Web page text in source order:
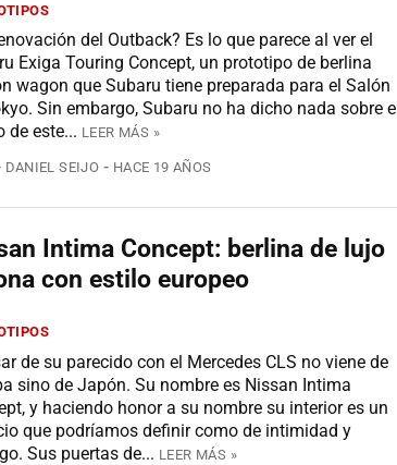
del Outback? Es lo que parece al ver el
Exiga Touring Concept, un prototipo de berlina
wagon que Subaru tiene preparada para el Salón
Sin embargo, Subaru no ha dicho nada sobre el
de este... LEER MÁS »
COMENTARIOS
DANIEL SEIJO HACE 19 AÑOS
Intima Concept: berlina de lujo
con estilo europeo
de su parecido con el Mercedes CLS no viene de
sino de Japón. Su nombre es Nissan Intima
y haciendo honor a su nombre su interior es un
que podríamos definir como de intimidad y
Sus puertas de... LEER MÁS »